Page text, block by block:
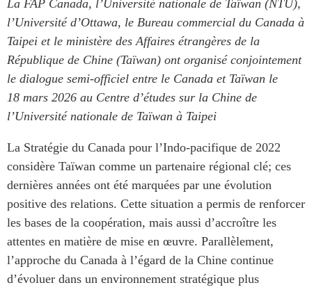
ABAC
CSCAP
Partenaires institutionnels
La FAP Canada, l’Université nationale de Taïwan (NTU),
l’Université d’Ottawa, le Bureau commercial du Canada à
Taipei et le ministère des Affaires étrangères de la
République de Chine (Taïwan) ont organisé conjointement
le dialogue semi-officiel entre le Canada et Taïwan le
18 mars 2026 au Centre d’études sur la Chine de
l’Université nationale de Taïwan à Taipei
La Stratégie du Canada pour l’Indo-pacifique de 2022
considère Taïwan comme un partenaire régional clé; ces
dernières années ont été marquées par une évolution
positive des relations. Cette situation a permis de renforcer
les bases de la coopération, mais aussi d’accroître les
attentes en matière de mise en œuvre. Parallèlement,
l’approche du Canada à l’égard de la Chine continue
d’évoluer dans un environnement stratégique plus